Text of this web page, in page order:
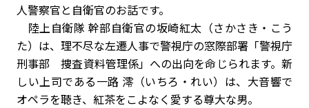
人警察官と自衛官のお話です。
陸上自衛隊 幹部自衛官の坂崎紅太（さかさき・こう
た）は、理不尽な左遷人事で警視庁の窓際部署「警視庁
刑事部 捜査資料管理係」への出向を命じられます。新
しい上司である一路 澪（いちろ・れい）は、大音響で
オペラを聴き、紅茶をこよなく愛する尊大な男。